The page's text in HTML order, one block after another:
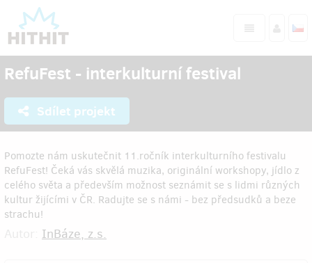
RefuFest - interkulturní festival
Sdílet projekt
Pomozte nám uskutečnit 11.ročník interkulturního festivalu
RefuFest! Čeká vás skvělá muzika, originální workshopy, jídlo z
celého světa a především možnost seznámit se s lidmi různých
kultur žijícími v ČR. Radujte se s námi - bez předsudků a beze
strachu!
InBáze, z.s.